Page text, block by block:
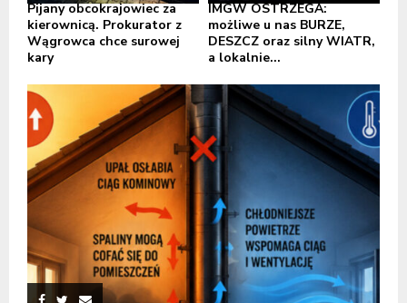
Pijany obcokrajowiec za
kierownicą. Prokurator z
Wągrowca chce surowej
kary
IMGW OSTRZEGA:
możliwe u nas BURZE,
DESZCZ oraz silny WIATR,
a lokalnie...